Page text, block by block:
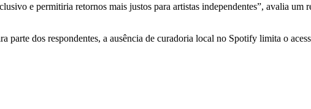
e permitiria retornos mais justos para artistas independentes”, avalia um
dos respondentes, a ausência de curadoria local no Spotify limita o